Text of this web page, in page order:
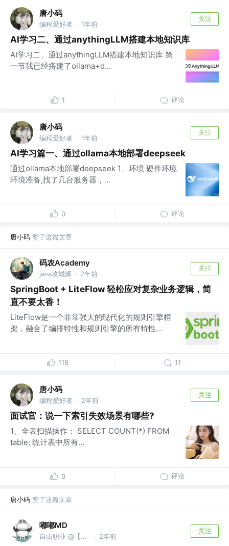
唐小码
编程爱好者 · 1年前
关注
AI学习二、通过anythingLLM搭建本地知识库
AI学习二、通过anythingLLM搭建本地知识库 第
一节我已经搭建了ollama+d...
1 评论
唐小码
编程爱好者 · 1年前
关注
AI学习篇一、通过ollama本地部署deepseek
通过ollama本地部署deepseek 1、环境 硬件环境
环境准备,找了几台服务器，...
0 评论
唐小码 赞了这篇文章
码农Academy
java攻城狮 · 2年前
关注
SpringBoot + LiteFlow 轻松应对复杂业务逻辑，简
直不要太香！
LiteFlow是一个非常强大的现代化的规则引擎框
架，融合了编排特性和规则引擎的所有特性...
118 11
唐小码
编程爱好者 · 2年前
关注
面试官：说一下索引失效场景有哪些?
1、全表扫描操作： SELECT COUNT(*) FROM
table; 统计表中所有...
0 评论
唐小码 赞了这篇文章
嘟嘟MD
自由职业 @【嘟爷创业日记】 · 2年前
关注